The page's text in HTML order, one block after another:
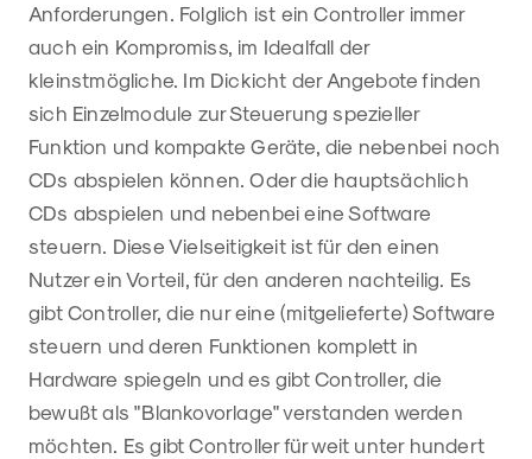
Anforderungen. Folglich ist ein Controller immer
auch ein Kompromiss, im Idealfall der
kleinstmögliche. Im Dickicht der Angebote finden
sich Einzelmodule zur Steuerung spezieller
Funktion und kompakte Geräte, die nebenbei noch
CDs abspielen können. Oder die hauptsächlich
CDs abspielen und nebenbei eine Software
steuern. Diese Vielseitigkeit ist für den einen
Nutzer ein Vorteil, für den anderen nachteilig. Es
gibt Controller, die nur eine (mitgelieferte) Software
steuern und deren Funktionen komplett in
Hardware spiegeln und es gibt Controller, die
bewußt als "Blankovorlage" verstanden werden
möchten. Es gibt Controller für weit unter hundert